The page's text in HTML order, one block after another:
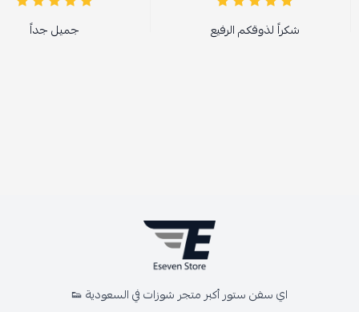
شكراً لذوقكم الرفيع جميل جداً
اي سفن ستور أكبر متجر شوزات في السعودية 👟